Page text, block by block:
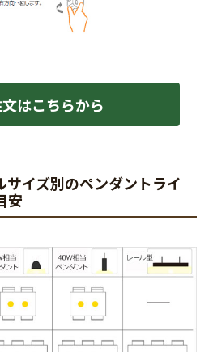
はこちらから
サイズ別のペンダントライ
安